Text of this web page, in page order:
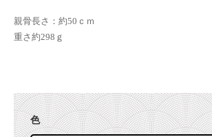
親骨長さ：約50ｃｍ
重さ約298ｇ
色